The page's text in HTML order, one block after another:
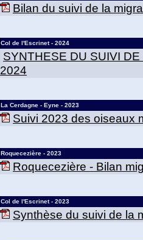
Bilan du suivi de la
Col de l'Escrinet - 2024
SYNTHESE DU SUIVI
2024
La Cerdagne - Eyne - 2023
Suivi 2023 des oiseaux
Roquecezière - 2023
Roquecezière - Bilan
Col de l'Escrinet - 2023
Synthèse du suivi de la